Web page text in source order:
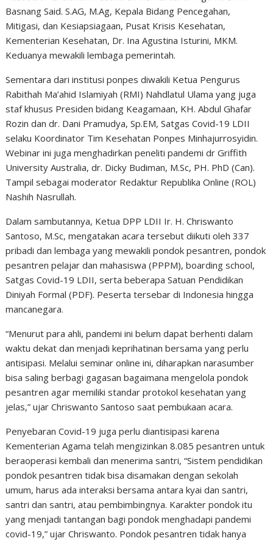
Basnang Said. S.AG, M.Ag, Kepala Bidang Pencegahan,
Mitigasi, dan Kesiapsiagaan, Pusat Krisis Kesehatan,
Kementerian Kesehatan, Dr. Ina Agustina Isturini, MKM.
Keduanya mewakili lembaga pemerintah.
Sementara dari institusi ponpes diwakili Ketua Pengurus
Rabithah Ma’ahid Islamiyah (RMI) Nahdlatul Ulama yang juga
staf khusus Presiden bidang Keagamaan, KH. Abdul Ghafar
Rozin dan dr. Dani Pramudya, Sp.EM, Satgas Covid-19 LDII
selaku Koordinator Tim Kesehatan Ponpes Minhajurrosyidin.
Webinar ini juga menghadirkan peneliti pandemi dr Griffith
University Australia, dr. Dicky Budiman, M.Sc, PH. PhD (Can).
Tampil sebagai moderator Redaktur Republika Online (ROL)
Nashih Nasrullah.
Dalam sambutannya, Ketua DPP LDII Ir. H. Chriswanto
Santoso, M.Sc, mengatakan acara tersebut diikuti oleh 337
pribadi dan lembaga yang mewakili pondok pesantren, pondok
pesantren pelajar dan mahasiswa (PPPM), boarding school,
Satgas Covid-19 LDII, serta beberapa Satuan Pendidikan
Diniyah Formal (PDF). Peserta tersebar di Indonesia hingga
mancanegara.
“Menurut para ahli, pandemi ini belum dapat berhenti dalam
waktu dekat dan menjadi keprihatinan bersama yang perlu
antisipasi. Melalui seminar online ini, diharapkan narasumber
bisa saling berbagi gagasan bagaimana mengelola pondok
pesantren agar memiliki standar protokol kesehatan yang
jelas,” ujar Chriswanto Santoso saat pembukaan acara.
Penyebaran Covid-19 juga perlu diantisipasi karena
Kementerian Agama telah mengizinkan 8.085 pesantren untuk
beraoperasi kembali dan menerima santri, “Sistem pendidikan
pondok pesantren tidak bisa disamakan dengan sekolah
umum, harus ada interaksi bersama antara kyai dan santri,
santri dan santri, atau pembimbingnya. Karakter pondok itu
yang menjadi tantangan bagi pondok menghadapi pandemi
covid-19,” ujar Chriswanto. Pondok pesantren tidak hanya